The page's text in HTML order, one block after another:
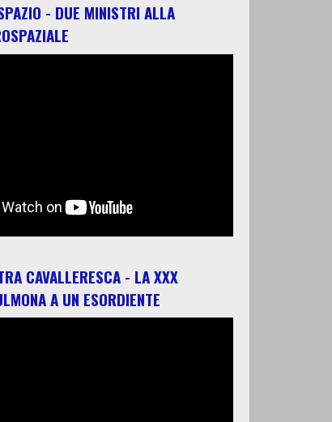
- DUE MINISTRI ALLA
CAVALLERESCA - LA XXX
A UN ESORDIENTE